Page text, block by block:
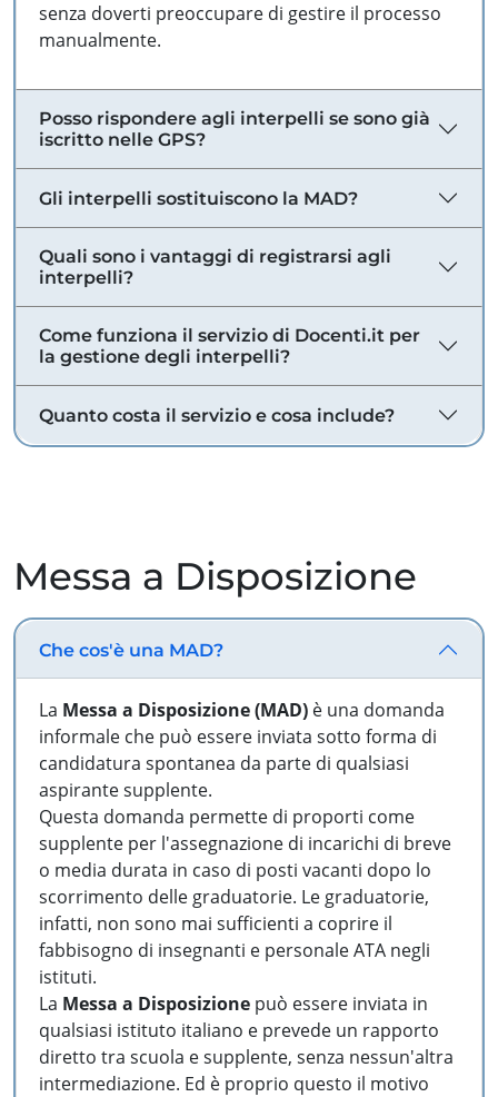
senza doverti preoccupare di gestire il processo
manualmente.
Posso rispondere agli interpelli se sono già
iscritto nelle GPS?
Gli interpelli sostituiscono la MAD?
Quali sono i vantaggi di registrarsi agli
interpelli?
Come funziona il servizio di Docenti.it per
la gestione degli interpelli?
Quanto costa il servizio e cosa include?
Messa a Disposizione
Che cos'è una MAD?
La Messa a Disposizione (MAD) è una domanda
informale che può essere inviata sotto forma di
candidatura spontanea da parte di qualsiasi
aspirante supplente.
Questa domanda permette di proporti come
supplente per l'assegnazione di incarichi di breve
o media durata in caso di posti vacanti dopo lo
scorrimento delle graduatorie. Le graduatorie,
infatti, non sono mai sufficienti a coprire il
fabbisogno di insegnanti e personale ATA negli
istituti.
La Messa a Disposizione può essere inviata in
qualsiasi istituto italiano e prevede un rapporto
diretto tra scuola e supplente, senza nessun'altra
intermediazione. Ed è proprio questo il motivo